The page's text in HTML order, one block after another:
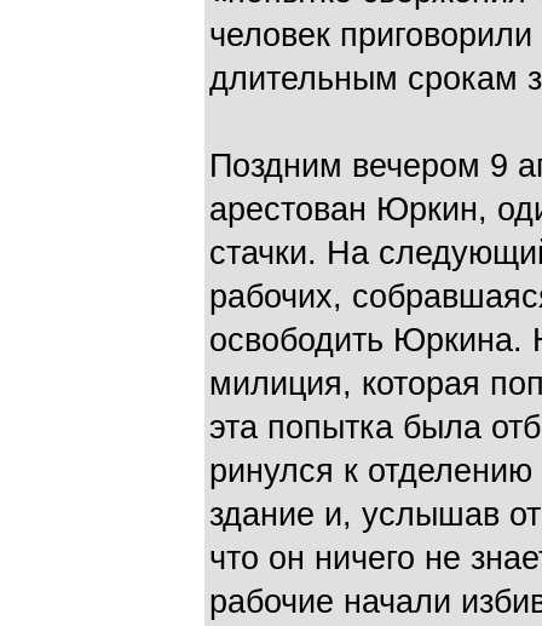
человек
длительным срокам
Поздним вечером 9
арестован Юркин,
стачки. На
рабочих,
освободить
милиция, которая
эта попытка была
ринулся к
здание и, услышав
что он ничего не
рабочие начали